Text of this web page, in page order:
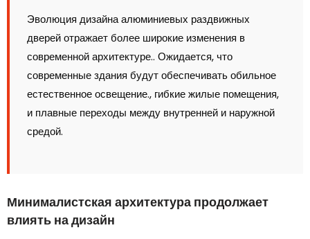
Эволюция дизайна алюминиевых раздвижных
дверей отражает более широкие изменения в
современной архитектуре.. Ожидается, что
современные здания будут обеспечивать обильное
естественное освещение., гибкие жилые помещения,
и плавные переходы между внутренней и наружной
средой.
Минималистская архитектура продолжает
влиять на дизайн